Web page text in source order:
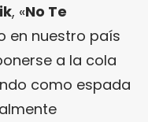
, «No Te
en nuestro país
a la cola
como espada